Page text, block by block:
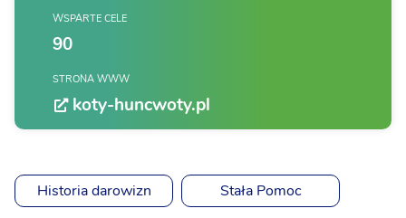
WSPARTE CELE
90
STRONA WWW
koty-huncwoty.pl
Historia darowizn Stała Pomoc